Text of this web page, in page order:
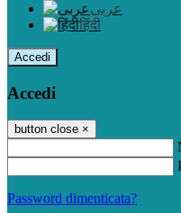
عربى
हिंदी
Accedi
Accedi
button close ×
Password dimenticata?